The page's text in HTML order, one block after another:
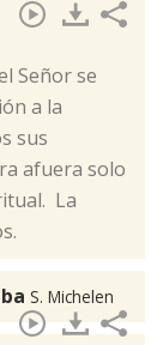
Señor se
a la
sus
afuera solo
La
S. Michelen